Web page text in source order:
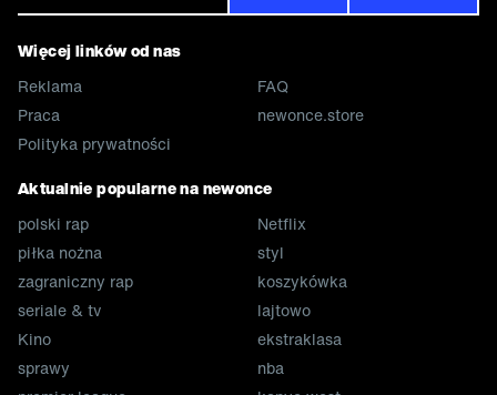
Więcej linków od nas
Reklama
Praca
Polityka prywatności
FAQ
newonce.store
Aktualnie popularne na newonce
polski rap
piłka nożna
zagraniczny rap
seriale & tv
Kino
sprawy
Netflix
styl
koszykówka
lajtowo
ekstraklasa
nba